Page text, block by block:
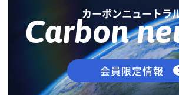
カーボンニュートラ
Carbon
会員限定情報